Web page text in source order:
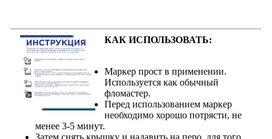
КАК ИСПОЛЬЗОВАТЬ:
Маркер прост в применении.
Используется как обычный
фломастер.
Перед использованием маркер
необходимо хорошо потрясти, не
менее 3-5 минут.
Затем снять крышку и надавить на перо, для того,